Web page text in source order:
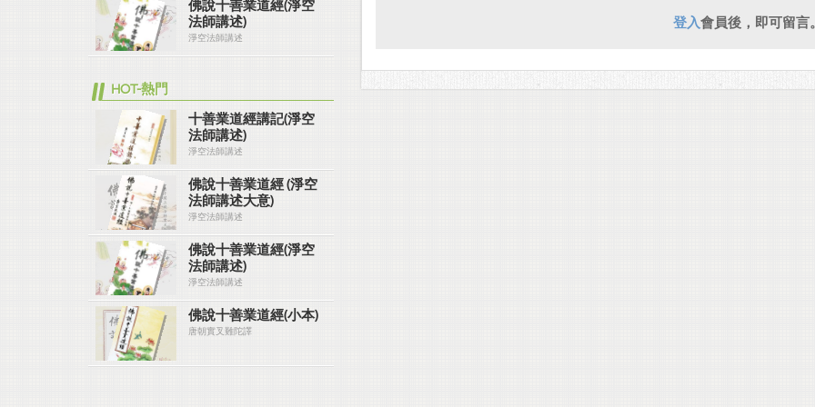
登入會員後，即可留言
佛說十善業道經(淨空
法師講述)
淨空法師講述
HOT-熱門
十善業道經講記(淨空
法師講述)
淨空法師講述
佛說十善業道經 (淨空
法師講述大意)
淨空法師講述
佛說十善業道經(淨空
法師講述)
淨空法師講述
佛說十善業道經(小本)
唐朝實叉難陀譯